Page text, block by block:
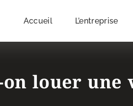
Accueil L’entreprise
on louer une